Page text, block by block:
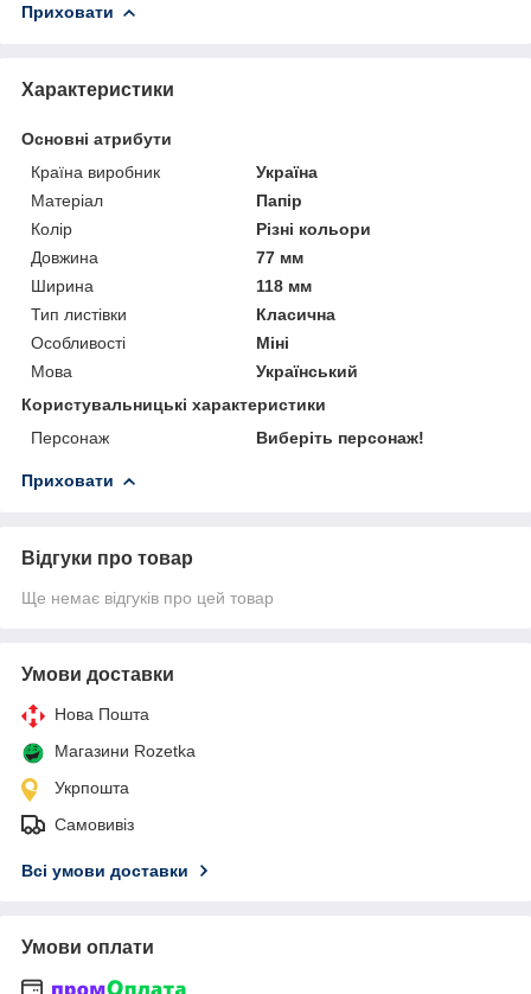
Приховати
Характеристики
Основні атрибути
Країна виробник
Україна
Матеріал
Папір
Колір
Різні кольори
Довжина
77 мм
Ширина
118 мм
Тип листівки
Класична
Особливості
Міні
Мова
Український
Користувальницькі характеристики
Персонаж
Виберіть персонаж!
Приховати
Відгуки про товар
Ще немає відгуків про цей товар
Умови доставки
Нова Пошта
Магазини Rozetka
Укрпошта
Самовивіз
Всі умови доставки
Умови оплати